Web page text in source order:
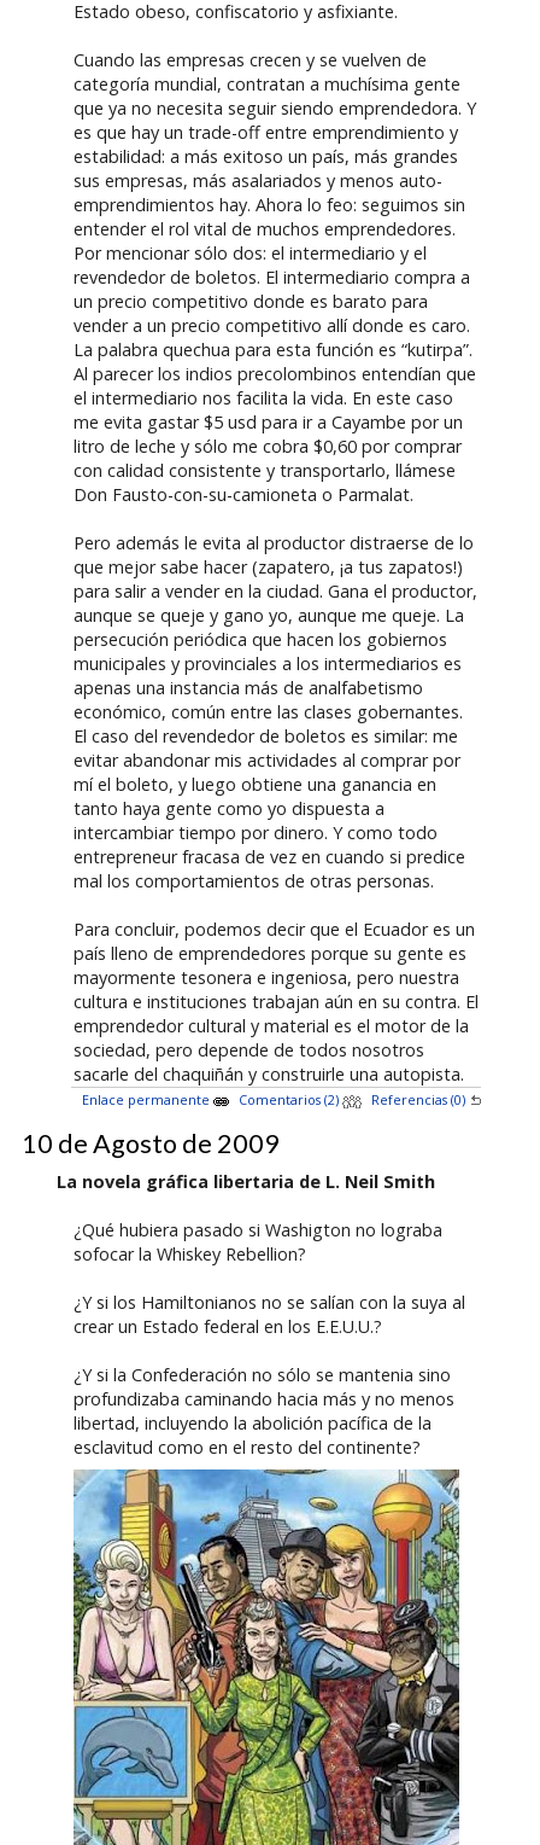
Estado obeso, confiscatorio y asfixiante.
Cuando las empresas crecen y se vuelven de
categoría mundial, contratan a muchísima gente
que ya no necesita seguir siendo emprendedora. Y
es que hay un trade-off entre emprendimiento y
estabilidad: a más exitoso un país, más grandes
sus empresas, más asalariados y menos auto-
emprendimientos hay. Ahora lo feo: seguimos sin
entender el rol vital de muchos emprendedores.
Por mencionar sólo dos: el intermediario y el
revendedor de boletos. El intermediario compra a
un precio competitivo donde es barato para
vender a un precio competitivo allí donde es caro.
La palabra quechua para esta función es “kutirpa”.
Al parecer los indios precolombinos entendían que
el intermediario nos facilita la vida. En este caso
me evita gastar $5 usd para ir a Cayambe por un
litro de leche y sólo me cobra $0,60 por comprar
con calidad consistente y transportarlo, llámese
Don Fausto-con-su-camioneta o Parmalat.
Pero además le evita al productor distraerse de lo
que mejor sabe hacer (zapatero, ¡a tus zapatos!)
para salir a vender en la ciudad. Gana el productor,
aunque se queje y gano yo, aunque me queje. La
persecución periódica que hacen los gobiernos
municipales y provinciales a los intermediarios es
apenas una instancia más de analfabetismo
económico, común entre las clases gobernantes.
El caso del revendedor de boletos es similar: me
evitar abandonar mis actividades al comprar por
mí el boleto, y luego obtiene una ganancia en
tanto haya gente como yo dispuesta a
intercambiar tiempo por dinero. Y como todo
entrepreneur fracasa de vez en cuando si predice
mal los comportamientos de otras personas.
Para concluir, podemos decir que el Ecuador es un
país lleno de emprendedores porque su gente es
mayormente tesonera e ingeniosa, pero nuestra
cultura e instituciones trabajan aún en su contra. El
emprendedor cultural y material es el motor de la
sociedad, pero depende de todos nosotros
sacarle del chaquiñán y construirle una autopista.
Enlace permanente Comentarios (2) Referencias (0)
10 de Agosto de 2009
La novela gráfica libertaria de L. Neil Smith
¿Qué hubiera pasado si Washigton no lograba
sofocar la Whiskey Rebellion?
¿Y si los Hamiltonianos no se salían con la suya al
crear un Estado federal en los E.E.U.U.?
¿Y si la Confederación no sólo se mantenia sino
profundizaba caminando hacia más y no menos
libertad, incluyendo la abolición pacífica de la
esclavitud como en el resto del continente?